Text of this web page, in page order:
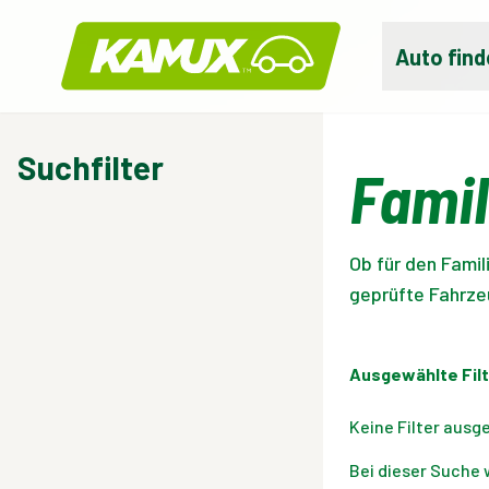
Kamux
Auto
Suchfilter
Ob für den
geprüfte
Ausgewählte
Keine Filter
Bei dieser